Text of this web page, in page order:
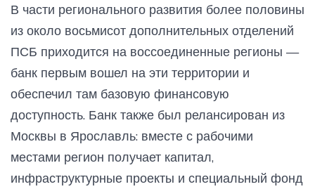
В части регионального развития более половины
из около восьмисот дополнительных отделений
ПСБ приходится на воссоединенные регионы —
банк первым вошел на эти территории и
обеспечил там базовую финансовую
доступность. Банк также был релансирован из
Москвы в Ярославль: вместе с рабочими
местами регион получает капитал,
инфраструктурные проекты и специальный фонд